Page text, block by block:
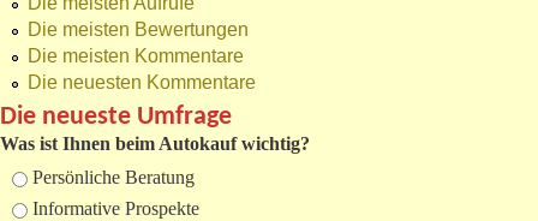
Die meisten Bewertungen
Die meisten Kommentare
Die neuesten Kommentare
Die neueste Umfrage
Was ist Ihnen beim Autokauf wichtig?
Auswahlmöglichkeiten
Persönliche Beratung
Informative Prospekte